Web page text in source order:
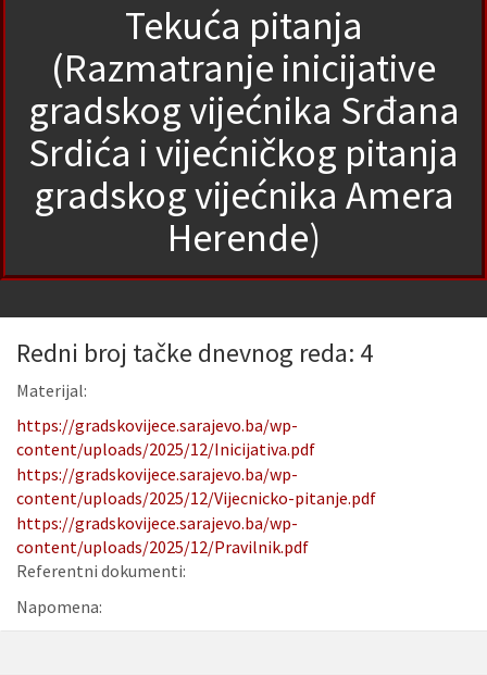
Tekuća pitanja
(Razmatranje inicijative
gradskog vijećnika Srđana
Srdića i vijećničkog pitanja
gradskog vijećnika Amera
Herende)
Redni broj tačke dnevnog reda: 4
Materijal:
https://gradskovijece.sarajevo.ba/wp-
content/uploads/2025/12/Inicijativa.pdf
https://gradskovijece.sarajevo.ba/wp-
content/uploads/2025/12/Vijecnicko-pitanje.pdf
https://gradskovijece.sarajevo.ba/wp-
content/uploads/2025/12/Pravilnik.pdf
Referentni dokumenti:
Napomena: